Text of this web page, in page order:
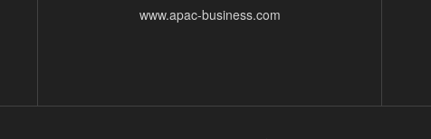
www.apac-business.com